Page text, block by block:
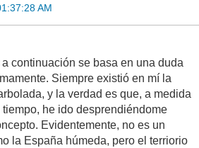
AM
continuación se basa en una duda
Siempre existió en mí la
y la verdad es que, a medida
he ido desprendiéndome
Evidentemente, no es un
la España húmeda, pero el terriorio